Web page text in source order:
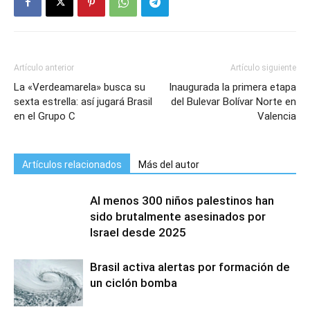
Artículo anterior
La «Verdeamarela» busca su
sexta estrella: así jugará Brasil
en el Grupo C
Artículo siguiente
Inaugurada la primera etapa
del Bulevar Bolívar Norte en
Valencia
Artículos relacionados Más del autor
Al menos 300 niños palestinos han
sido brutalmente asesinados por
Israel desde 2025
Brasil activa alertas por formación de
un ciclón bomba